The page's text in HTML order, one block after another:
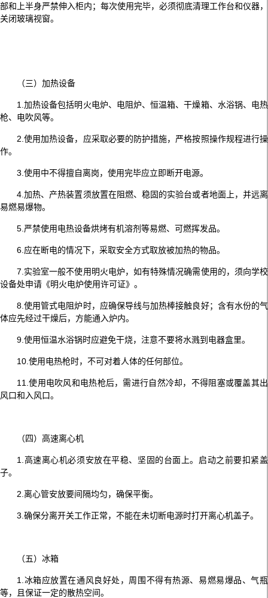
部和上半身严禁伸入柜内；每次使用完毕，必须彻底清理工作台和仪器，
关闭玻璃视窗。
（三）加热设备
1.加热设备包括明火电炉、电阻炉、恒温箱、干燥箱、水浴锅、电热
枪、电吹风等。
2.使用加热设备，应采取必要的防护措施，严格按照操作规程进行操
作。
3.使用中不得擅自离岗，使用完毕应立即断开电源。
4.加热、产热装置须放置在阻燃、稳固的实验台或者地面上，并远离
易燃易爆物。
5.严禁使用电热设备烘烤有机溶剂等易燃、可燃挥发品。
6.应在断电的情况下，采取安全方式取放被加热的物品。
7.实验室一般不使用明火电炉，如有特殊情况确需使用的，须向学校
设备处申请《明火电炉使用许可证》。
8.使用管式电阻炉时，应确保导线与加热棒接触良好；含有水份的气
体应先经过干燥后，方能通入炉内。
9.使用恒温水浴锅时应避免干烧，注意不要将水溅到电器盒里。
10.使用电热枪时，不可对着人体的任何部位。
11.使用电吹风和电热枪后，需进行自然冷却，不得阻塞或覆盖其出
风口和入风口。
（四）高速离心机
1.高速离心机必须安放在平稳、坚固的台面上。启动之前要扣紧盖
子。
2.离心管安放要间隔均匀，确保平衡。
3.确保分离开关工作正常，不能在未切断电源时打开离心机盖子。
（五）冰箱
1.冰箱应放置在通风良好处，周围不得有热源、易燃易爆品、气瓶
等，且保证一定的散热空间。